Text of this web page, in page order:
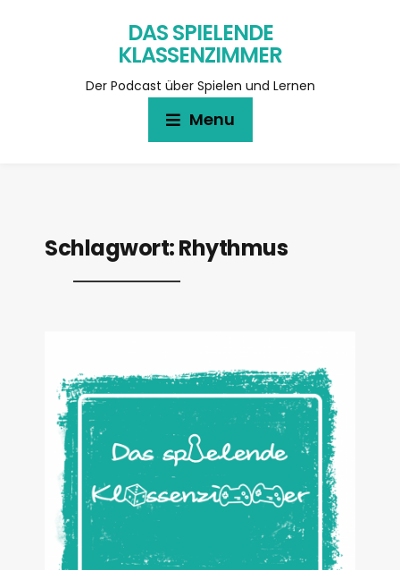
DAS SPIELENDE
KLASSENZIMMER
Der Podcast über Spielen und Lernen
Menu
Schlagwort:Rhythmus